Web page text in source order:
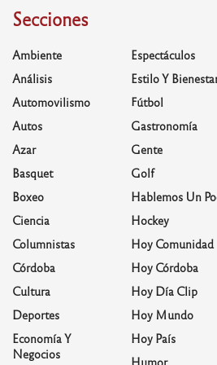
Secciones
Ambiente
Análisis
Automovilismo
Autos
Azar
Basquet
Boxeo
Ciencia
Columnistas
Córdoba
Cultura
Deportes
Economía Y
Negocios
Espectáculos
Estilo Y
Fútbol
Gastronomía
Gente
Golf
Hablemos Un
Hockey
Hoy Comunidad
Hoy Córdoba
Hoy Día Clip
Hoy Mundo
Hoy País
Humor